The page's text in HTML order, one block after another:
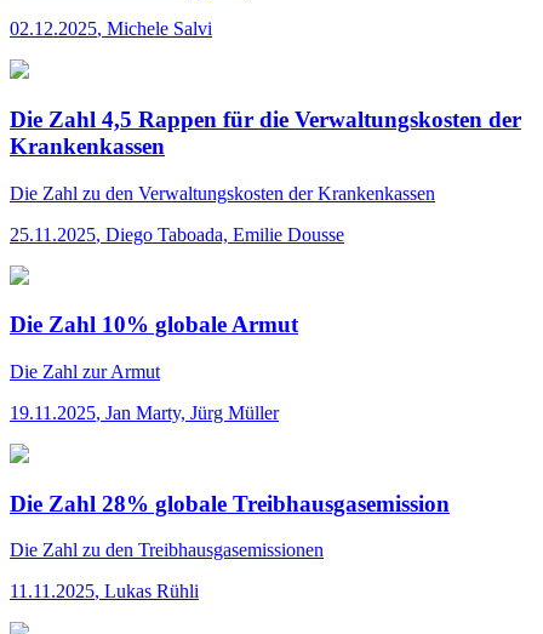
02.12.2025, Michele Salvi
Die Zahl 4,5 Rappen für die Verwaltungskosten der
Krankenkassen
Die Zahl zu den Verwaltungskosten der Krankenkassen
25.11.2025, Diego Taboada, Emilie Dousse
Die Zahl 10% globale Armut
Die Zahl zur Armut
19.11.2025, Jan Marty, Jürg Müller
Die Zahl 28% globale Treibhausgasemission
Die Zahl zu den Treibhausgasemissionen
11.11.2025, Lukas Rühli